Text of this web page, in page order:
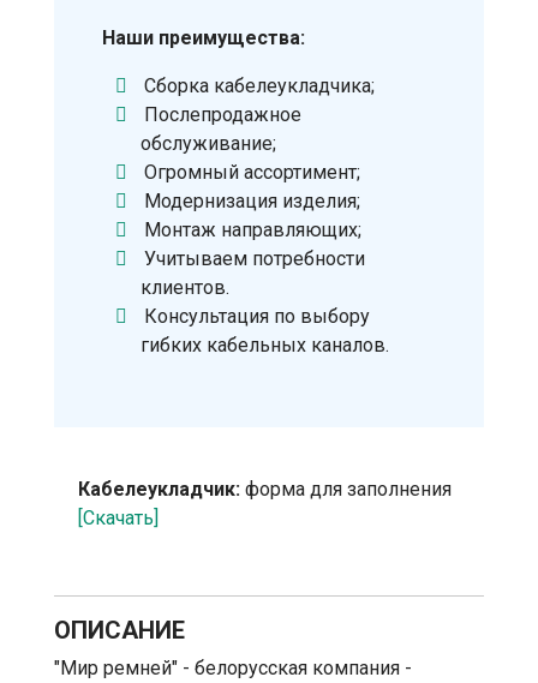
Наши преимущества:
Сборка кабелеукладчика;
Послепродажное
обслуживание;
Огромный ассортимент;
Модернизация изделия;
Монтаж направляющих;
Учитываем потребности
клиентов.
Консультация по выбору
гибких кабельных каналов.
Кабелеукладчик: форма для заполнения
[Скачать]
ОПИСАНИЕ
"Мир ремней" - белорусская компания -